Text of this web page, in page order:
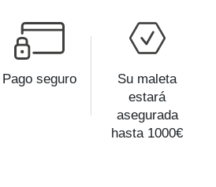
Pago seguro
Su maleta
estará
asegurada
hasta 1000€